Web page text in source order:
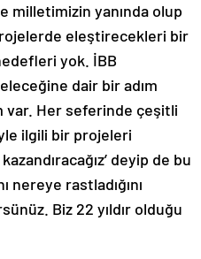
milletimizin yanında olup
eleştirecekleri bir
yok. İBB
dair bir adım
var. Her seferinde çeşitli
ilgili bir projeleri
deyip de bu
nereye rastladığını
Biz 22 yıldır olduğu